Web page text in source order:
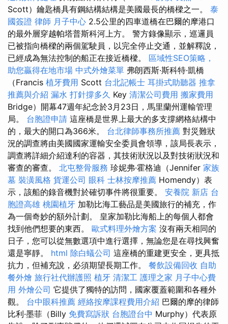
Scott）鑰匙橋具有鋼結構結構是美國最長的橋樑之一。 泰
國簽證 律師 月子中心 2.5公里的四車道橋在巴爾的摩港口
的最外層穿越帕塔普斯科河上方。 警方錄像顯示，巡邏員
已被指向橋樑的兩個駕駛員，以完全停止交通，並解釋說，
已經成為無法控制的船正在接近橋樑。 區域性SEO策略，
助您贏得在地市場 中式外燴菜單 弗朗西斯·斯科特·凱橋
（Francis 植牙費用 Scott 台北記帳士 耳掛式助聽器 推拿
推薦與介紹 漏水 打針撐多久 Key 清潔公司費用 搬家費用
Bridge）開幕47週年紀念於3月23日，馬里蘭州運輸管理
局。 台胞證申請 這座橋是世界上最大的多支撐網格結構中
的，最大的開口為366米。 台北律師事務所推薦 對災難狀
況的調查將由美國國家運輸安全委員會領導，該局長表示，
調查將詳細介紹達利的容器，其技術狀況以及對技術狀況和
審查的審查。 北屯整骨服務 珍妮弗·霍格迪（Jennifer 家族
墓 裝潢風格 貨運公司 眼科 士林按摩推薦 Homendy）表
示，該船的錄音機對於確切事件將很重要。 安養院 新店 台
胞證高雄 桃園植牙 加勒比海工藝品是美國旅行的補充，作
為一個奇妙的額外計劃。 皇家加勒比海船上的每個人都會
找到他們想要的東西。 歐式料理外燴方案 沒有兩天相同的
日子，您可以從無數選項中進行選擇，無論您是在尋找興奮
還是寧靜。 html 除白蟻公司 這座橋的重建更安全，更具抵
抗力，但補充說，必須期望長期工作。 餐飲設備回收 自助
餐外燴 旅行社代辦護照 植牙 清潔工 護理之家 月子中心費
用 外燴公司 它提供了獨特的訪問，國家覆蓋範圍和各種外
觀。 台中眼科推薦 經絡按摩課程費用介紹 巴爾的摩的律師
比利·墨菲（Billy 免費寫訴狀 台胞證台中 Murphy）代表原